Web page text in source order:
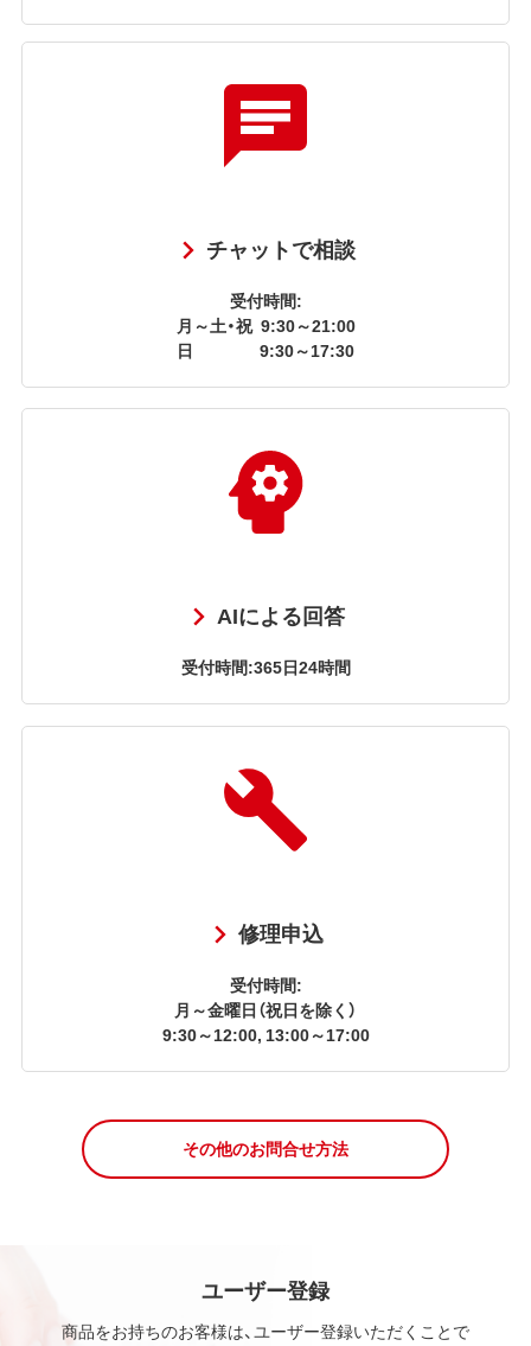
チャットで相談
受付時間:
月～土・祝 9:30～21:00
日
9:30～17:30
AIによる回答
受付時間:365日24時間
修理申込
受付時間:
月～金曜日（祝日を除く）
9:30～12:00, 13:00～17:00
その他のお問合せ方法
ユーザー登録
商品をお持ちのお客様は、ユーザー登録いただくことで